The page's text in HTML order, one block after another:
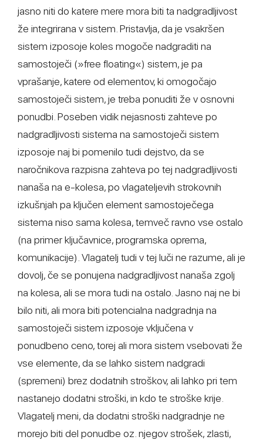
jasno niti do katere mere mora biti ta nadgradljivost
že integrirana v sistem. Pristavlja, da je vsakršen
sistem izposoje koles mogoče nadgraditi na
samostoječi (»free floating«) sistem, je pa
vprašanje, katere od elementov, ki omogočajo
samostoječi sistem, je treba ponuditi že v osnovni
ponudbi. Poseben vidik nejasnosti zahteve po
nadgradljivosti sistema na samostoječi sistem
izposoje naj bi pomenilo tudi dejstvo, da se
naročnikova razpisna zahteva po tej nadgradljivosti
nanaša na e-kolesa, po vlagateljevih strokovnih
izkušnjah pa ključen element samostoječega
sistema niso sama kolesa, temveč ravno vse ostalo
(na primer ključavnice, programska oprema,
komunikacije). Vlagatelj tudi v tej luči ne razume, ali je
dovolj, če se ponujena nadgradljivost nanaša zgolj
na kolesa, ali se mora tudi na ostalo. Jasno naj ne bi
bilo niti, ali mora biti potencialna nadgradnja na
samostoječi sistem izposoje vključena v
ponudbeno ceno, torej ali mora sistem vsebovati že
vse elemente, da se lahko sistem nadgradi
(spremeni) brez dodatnih stroškov, ali lahko pri tem
nastanejo dodatni stroški, in kdo te stroške krije.
Vlagatelj meni, da dodatni stroški nadgradnje ne
morejo biti del ponudbe oz. njegov strošek, zlasti,